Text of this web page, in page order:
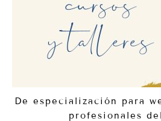
De especialización para
profesionales